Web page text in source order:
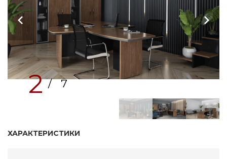
2 / 7
ХАРАКТЕРИСТИКИ